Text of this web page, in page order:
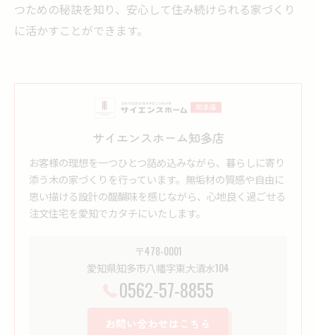
つための秘訣を知り、安心して住み続けられる家づくり
に活かすことができます。
サイエンスホーム知多店
お客様の理想を一つひとつ詰め込みながら、暮らしに寄り
添う木の家づくりを行っています。無垢材の質感や自由に
思い描ける設計の醍醐味を感じながら、心地良く過ごせる
注文住宅を愛知でカタチにいたします。
〒478-0001
愛知県知多市八幡字東大清水104
0562-57-8855
お問い合わせはこちら